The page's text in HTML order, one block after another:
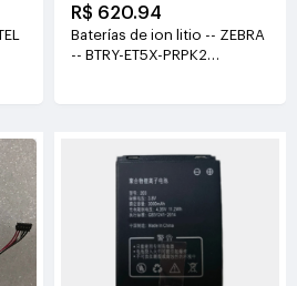
R$ 620.94
Baterías de ion litio -- ZEBRA
-- BTRY-ET5X-PRPK2